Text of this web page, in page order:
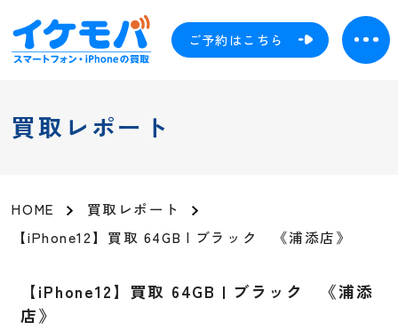
ご予約はこちら
買取レポート
HOME
買取レポート
【iPhone12】買取 64GB | ブラック 《浦添店》
【iPhone12】買取 64GB | ブラック 《浦添
店》